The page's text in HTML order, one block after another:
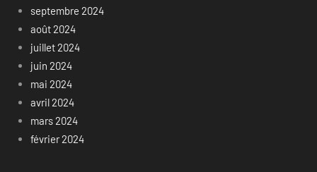
septembre 2024
août 2024
juillet 2024
juin 2024
mai 2024
avril 2024
mars 2024
février 2024